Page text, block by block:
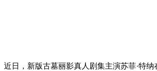
近日，新版古墓丽影真人剧集主演苏菲·特